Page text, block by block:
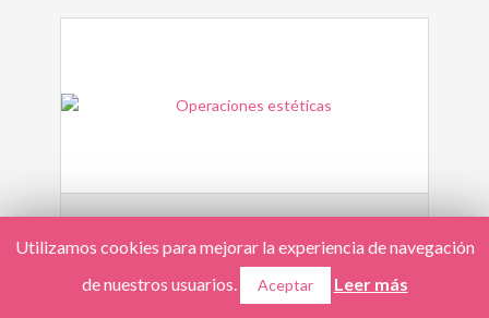
BELLEZA
Operaciones estéticas
Utilizamos cookies para mejorar la experiencia de navegación
de nuestros usuarios.
Aceptar Leer más